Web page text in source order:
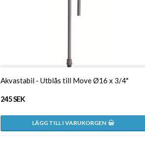
Akvastabil - Utblås till Move Ø16 x 3/4"
245 SEK
LÄGG TILL I VARUKORGEN